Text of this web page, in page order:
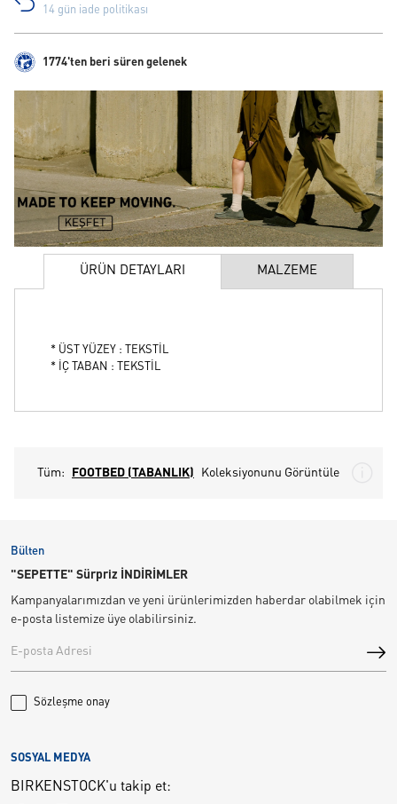
14 gün iade politikası
1774'ten beri süren gelenek
ÜRÜN DETAYLARI MALZEME
* ÜST YÜZEY : TEKSTİL
* İÇ TABAN : TEKSTİL
Tüm: FOOTBED (TABANLIK) Koleksiyonunu Görüntüle
Bülten
"SEPETTE" Sürpriz İNDİRİMLER
Kampanyalarımızdan ve yeni ürünlerimizden haberdar olabilmek için
e-posta listemize üye olabilirsiniz.
Sözleşme onay
SOSYAL MEDYA
BIRKENSTOCK'u takip et: